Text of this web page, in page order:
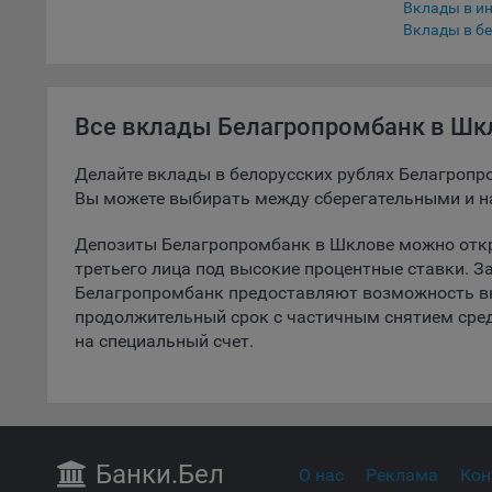
5.1.
5.3.
5.4.
9.2.
Вклады в
Вклады в
Все вклады Белагропромбанк в
Делайте вклады в белорусских рублях
Вы можете выбирать между сберегательными и
Депозиты Белагропромбанк в Шклове можно
третьего лица под высокие процентные ставки.
Белагропромбанк предоставляют возможность
продолжительный срок с частичным снятием
на специальный счет.
Банки.Бел О нас Реклама